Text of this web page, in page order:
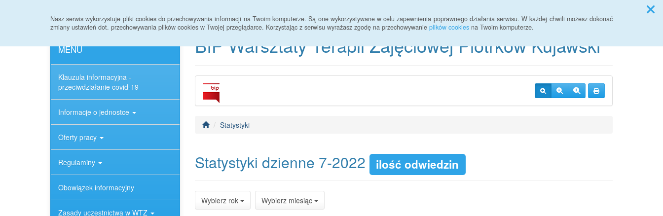
Nasz serwis wykorzystuje pliki cookies do przechowywania informacji na Twoim komputerze. Są one wykorzystywane w celu zapewnienia poprawnego działania serwisu. W każdej chwili możesz dokonać
zmiany ustawień dot. przechowywania plików cookies w Twojej przeglądarce. Korzystając z serwisu wyrażasz zgodę na przechowywanie plików cookies na Twoim komputerze.
MENU
Klauzula informacyjna -
przeciwdziałanie covid-19
Informacje o jednostce
Oferty pracy
Regulaminy
Obowiązek informacyjny
Zasady uczestnictwa w WTZ
BIP Warsztaty Terapii Zajęciowej Piotrków Kujawski
Statystyki
Statystyki dzienne 7-2022 ilość odwiedzin
Wybierz rok Wybierz miesiąc